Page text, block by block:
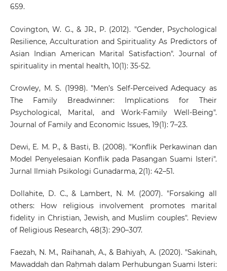
659.
Covington, W. G., & JR., P. (2012). "Gender, Psychological
Resilience, Acculturation and Spirituality As Predictors of
Asian Indian American Marital Satisfaction". Journal of
spirituality in mental health, 10(1): 35-52.
Crowley, M. S. (1998). "Men’s Self-Perceived Adequacy as
The Family Breadwinner: Implications for Their
Psychological, Marital, and Work-Family Well-Being".
Journal of Family and Economic Issues, 19(1): 7–23.
Dewi, E. M. P., & Basti, B. (2008). "Konflik Perkawinan dan
Model Penyelesaian Konflik pada Pasangan Suami Isteri".
Jurnal Ilmiah Psikologi Gunadarma, 2(1): 42–51.
Dollahite, D. C., & Lambert, N. M. (2007). "Forsaking all
others: How religious involvement promotes marital
fidelity in Christian, Jewish, and Muslim couples". Review
of Religious Research, 48(3): 290–307.
Faezah, N. M., Raihanah, A., & Bahiyah, A. (2020). "Sakinah,
Mawaddah dan Raḥmah dalam Perhubungan Suami Isteri: